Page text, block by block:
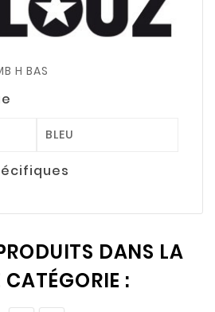
H BAS
BLEU
DANS LA
CATÉGORIE :